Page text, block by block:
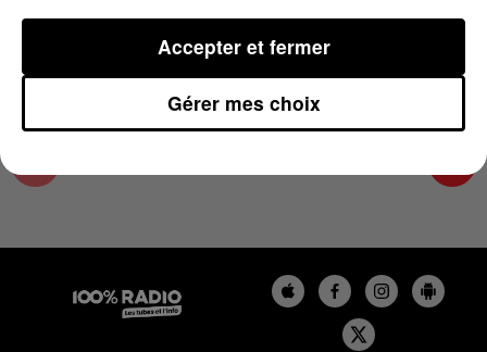
17/11/2023
Gérer mes choix
Accepter et fermer